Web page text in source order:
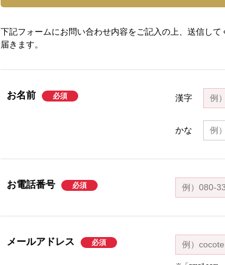
下記フォームにお問い合わせ内容をご記入の上、送信し
届きます。
お名前 漢字
かな
お電話番号
メールアドレス